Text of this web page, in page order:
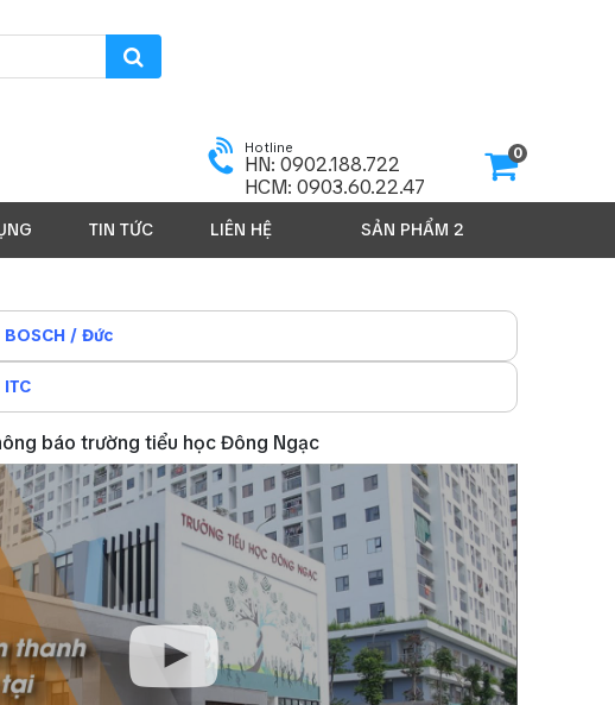
Hotline
HN: 0902.188.722
HCM: 0903.60.22.47
0
TIN TỨC LIÊN HỆ
SẢN PHẨM 2026
/ Đức
báo trường tiểu học Đông Ngạc